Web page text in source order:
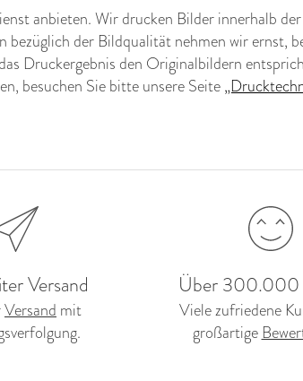
anbieten. Wir drucken Bilder innerhalb
der Bildqualität nehmen wir ernst,
Druckergebnis den Originalbildern
besuchen Sie bitte unsere Seite
Versand
Versand mit
Über 300.000
Viele zufriedene
großartige